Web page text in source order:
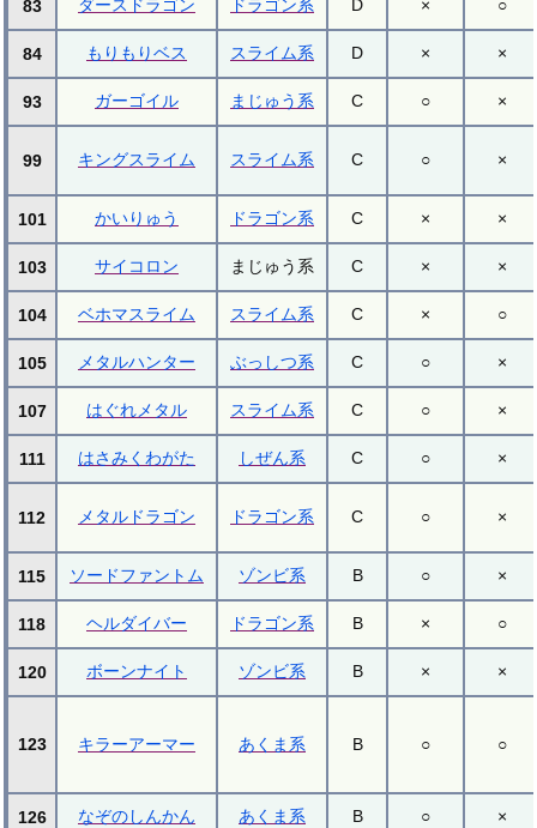
83 ダースドラゴン ドラゴン系 D × ○
84 もりもりベス スライム系 D × ×
93 ガーゴイル まじゅう系 C ○ ×
99 キングスライム スライム系 C ○ ×
101 かいりゅう ドラゴン系 C × ×
103 サイコロン まじゅう系 C × ×
104 ベホマスライム スライム系 C × ○
105 メタルハンター ぶっしつ系 C ○ ×
107 はぐれメタル スライム系 C ○ ×
111 はさみくわがた しぜん系 C ○ ×
112 メタルドラゴン ドラゴン系 C ○ ×
115 ソードファントム ゾンビ系 B ○ ×
118 ヘルダイバー ドラゴン系 B × ○
120 ボーンナイト ゾンビ系 B × ×
123 キラーアーマー あくま系 B ○ ○
126 なぞのしんかん あくま系 B ○ ×